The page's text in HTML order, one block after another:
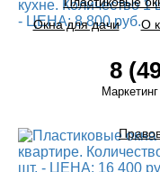
Окна для дачи
О
8